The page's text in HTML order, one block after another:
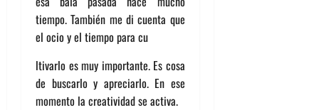
tiempo. También me di cuenta que
el ocio y el tiempo para cu
ltivarlo es muy importante. Es cosa
de buscarlo y apreciarlo. En ese
momento la creatividad se activa.